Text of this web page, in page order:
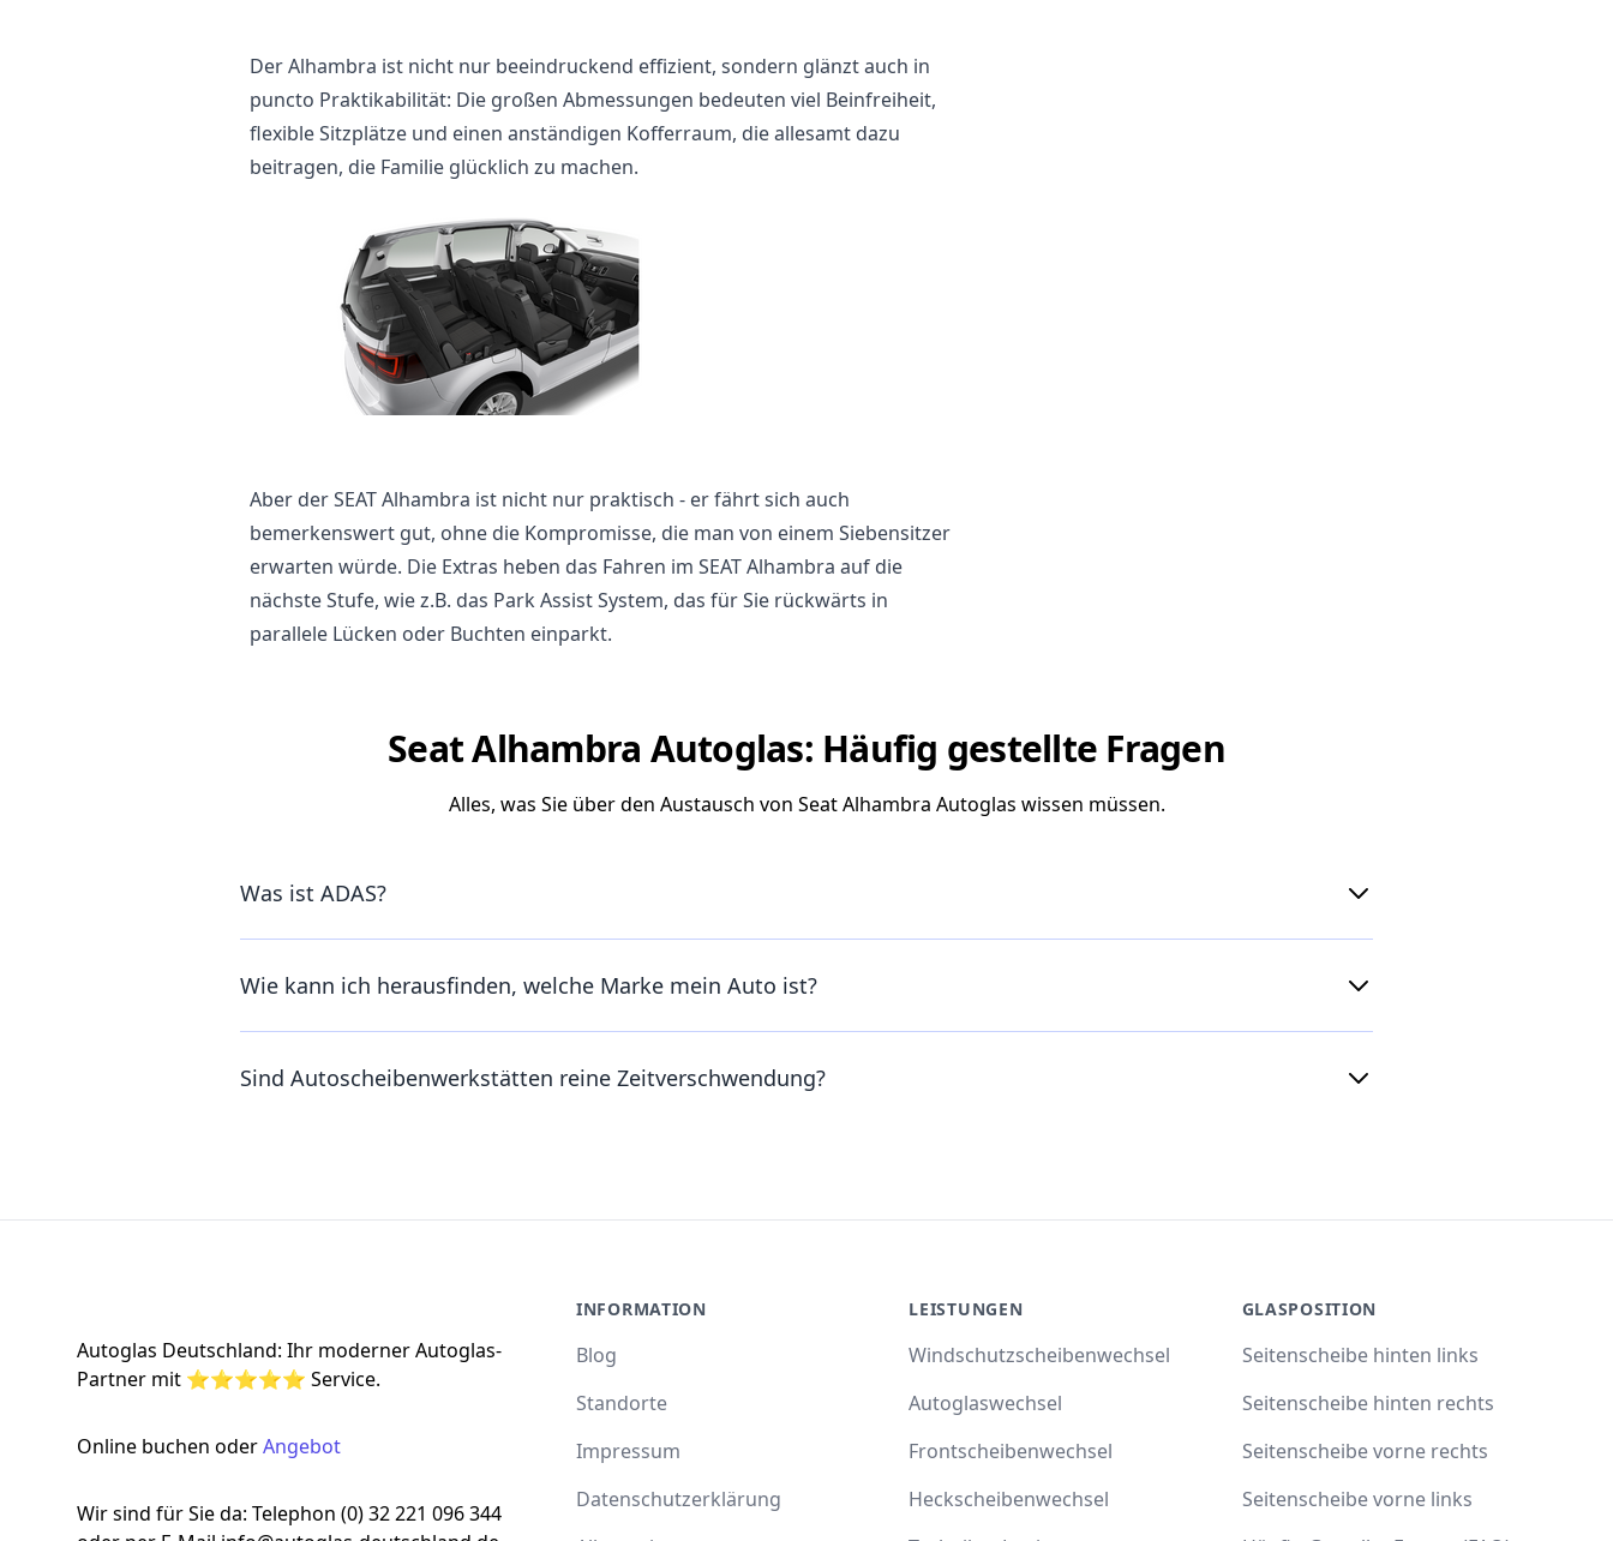
Der Alhambra ist nicht nur beeindruckend effizient, sondern glänzt auch in
puncto Praktikabilität: Die großen Abmessungen bedeuten viel Beinfreiheit,
flexible Sitzplätze und einen anständigen Kofferraum, die allesamt dazu
beitragen, die Familie glücklich zu machen.
Aber der SEAT Alhambra ist nicht nur praktisch - er fährt sich auch
bemerkenswert gut, ohne die Kompromisse, die man von einem Siebensitzer
erwarten würde. Die Extras heben das Fahren im SEAT Alhambra auf die
nächste Stufe, wie z.B. das Park Assist System, das für Sie rückwärts in
parallele Lücken oder Buchten einparkt.
Seat Alhambra Autoglas: Häufig gestellte Fragen
Alles, was Sie über den Austausch von Seat Alhambra Autoglas wissen müssen.
Was ist ADAS?
Wie kann ich herausfinden, welche Marke mein Auto ist?
Sind Autoscheibenwerkstätten reine Zeitverschwendung?
Autoglas Deutschland: Ihr moderner Autoglas-
Partner mit ⭐⭐⭐⭐⭐ Service.
Online buchen oderAngebot
Wir sind für Sie da: Telephon (0) 32 221 096 344
INFORMATION
Blog
Standorte
Impressum
Datenschutzerklärung
LEISTUNGEN
Windschutzscheibenwechsel
Autoglaswechsel
Frontscheibenwechsel
Heckscheibenwechsel
GLASPOSITION
Seitenscheibe hinten links
Seitenscheibe hinten rechts
Seitenscheibe vorne rechts
Seitenscheibe vorne links